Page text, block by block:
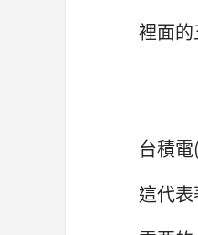
裡面
台積
這代